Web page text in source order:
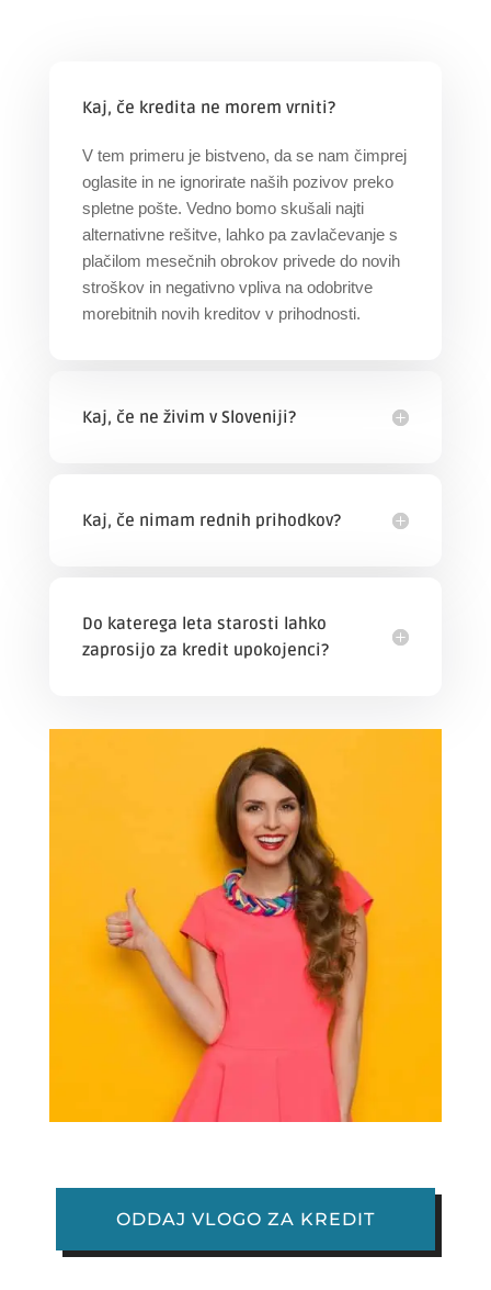
Kaj, če kredita ne morem vrniti?
V tem primeru je bistveno, da se nam čimprej
oglasite in ne ignorirate naših pozivov preko
spletne pošte. Vedno bomo skušali najti
alternativne rešitve, lahko pa zavlačevanje s
plačilom mesečnih obrokov privede do novih
stroškov in negativno vpliva na odobritve
morebitnih novih kreditov v prihodnosti.
Kaj, če ne živim v Sloveniji?
Kaj, če nimam rednih prihodkov?
Do katerega leta starosti lahko
zaprosijo za kredit upokojenci?
ODDAJ VLOGO ZA KREDIT